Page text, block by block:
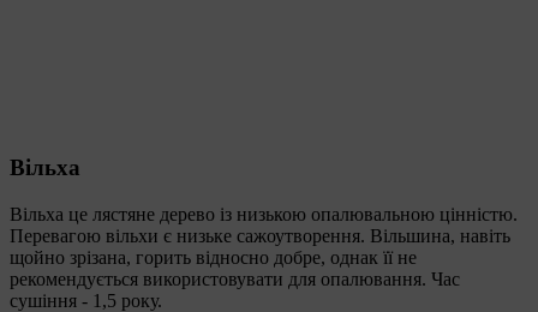
Вільха
Вільха це лястяне дерево із низькою опалювальною цінністю.
Перевагою вільхи є низьке сажоутворення. Вільшина, навіть
щойно зрізана, горить відносно добре, однак її не
рекомендується використовувати для опалювання. Час
сушіння - 1,5 року.